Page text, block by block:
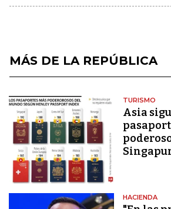
MÁS DE LA REPÚBLICA
TURISMO
Asia
HACIENDA